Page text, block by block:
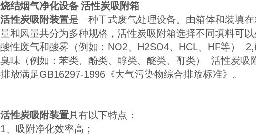
烧结烟气净化设备 活性炭吸附箱
活性炭吸附装置是一种干式废气处理设备。由箱体和装填
量和风量共分为多种规格，活性炭吸附箱选择不同填料可
酸性废气和酸雾（例如：NO2、H2SO4、HCL、HF等）
臭味（例如：苯类、酚类、醇类、醚类、酊类） 活性炭吸
排放满足GB16297-1996《大气污染物综合排放标准》。
活性炭吸附装置具有以下特点：
1、吸附净化效率高；